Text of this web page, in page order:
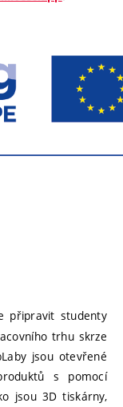
připravit studenty
trhu skrze
jsou otevřené
s pomocí
jsou 3D tiskárny,